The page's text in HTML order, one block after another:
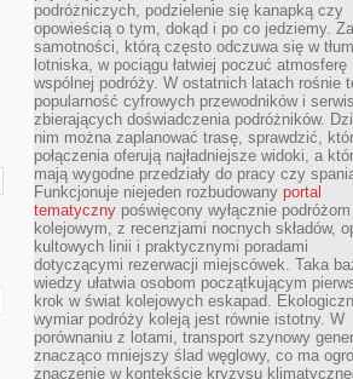
podróżniczych, podzielenie się kanapką czy
opowieścią o tym, dokąd i po co jedziemy.
samotności, którą często odczuwa się w
lotniska, w pociągu łatwiej poczuć atmosferę
wspólnej podróży. W ostatnich latach rośnie
popularność cyfrowych przewodników i
zbierających doświadczenia podróżników.
nim można zaplanować trasę, sprawdzić,
połączenia oferują najładniejsze widoki, a
mają wygodne przedziały do pracy czy
Funkcjonuje niejeden rozbudowany portal
tematyczny poświęcony wyłącznie podróżom
kolejowym, z recenzjami nocnych składów,
kultowych linii i praktycznymi poradami
dotyczącymi rezerwacji miejscówek. Taka
wiedzy ułatwia osobom początkującym
krok w świat kolejowych eskapad.
wymiar podróży koleją jest równie istotny. W
porównaniu z lotami, transport szynowy
znacząco mniejszy ślad węglowy, co ma
znaczenie w kontekście kryzysu